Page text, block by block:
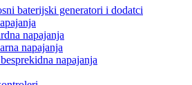
baterijski generatori i dodatci
napajanja
napajanja
napajanja